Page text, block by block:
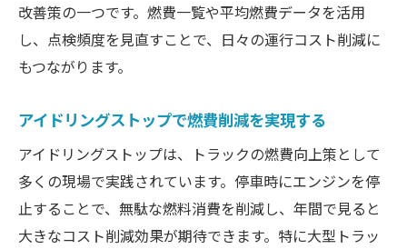
改善策の一つです。燃費一覧や平均燃費データを活用
し、点検頻度を見直すことで、日々の運行コスト削減に
もつながります。
アイドリングストップで燃費削減を実現する
アイドリングストップは、トラックの燃費向上策として
多くの現場で実践されています。停車時にエンジンを停
止することで、無駄な燃料消費を削減し、年間で見ると
大きなコスト削減効果が期待できます。特に大型トラッ